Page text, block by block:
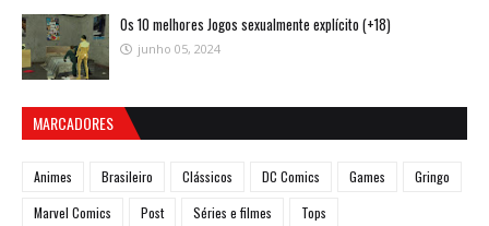
Os 10 melhores Jogos sexualmente explícito (+18)
junho 05, 2024
MARCADORES
Animes Brasileiro Clássicos DC Comics Games
Gringo
Marvel Comics
Post Séries e filmes Tops